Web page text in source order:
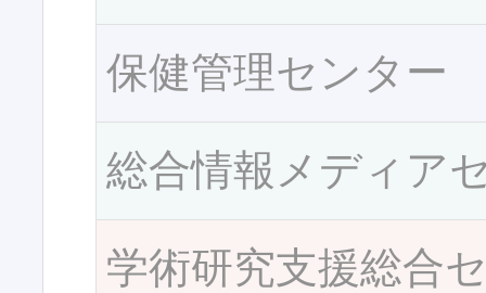
保健管理センター
総合情報メディア
学術研究支援総合